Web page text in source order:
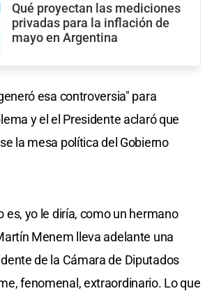
Qué proyectan las mediciones
privadas para la inflación de
mayo en Argentina
esa controversia" para
y el el Presidente aclaró que
la mesa política del Gobierno
es, yo le diría, como un hermano
Menem lleva adelante una
de la Cámara de Diputados
fenomenal, extraordinario. Lo que